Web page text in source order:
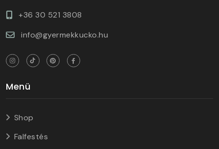
+36 30 521 3808
info@gyermekkucko.hu
Menü
Shop
Falfestés